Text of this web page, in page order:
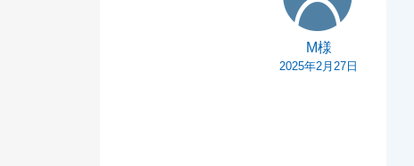
M様
2025年2月27日